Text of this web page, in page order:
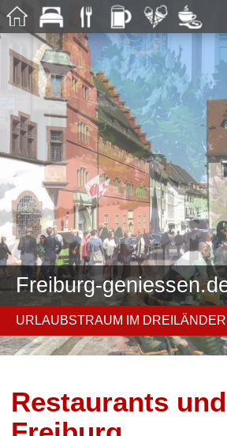
Freiburg-
URLAUBSTRAUM IM
Restaurants